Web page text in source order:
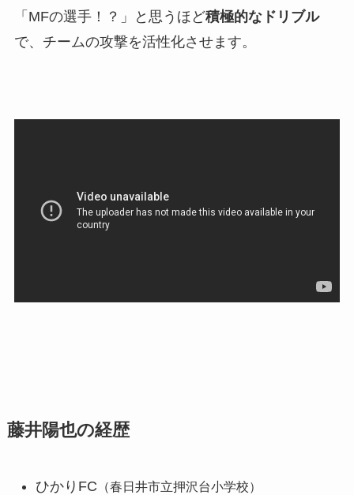
「MFの選手！？」と思うほど積極的なドリブル
で、チームの攻撃を活性化させます。
藤井陽也の経歴
ひかりFC （春日井市立押沢台小学校）